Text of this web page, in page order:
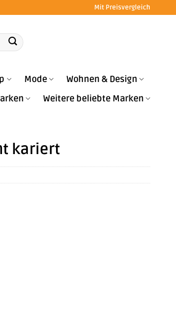
Mit Preisvergleich
Mode
Wohnen & Design
Weitere beliebte Marken
kariert